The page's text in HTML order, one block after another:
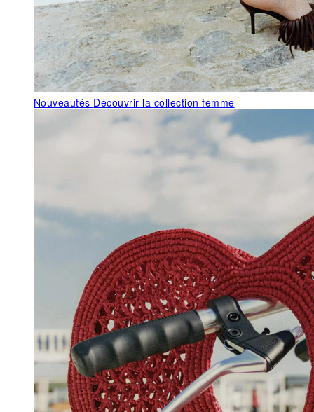
Nouveautés Découvrir la collection femme